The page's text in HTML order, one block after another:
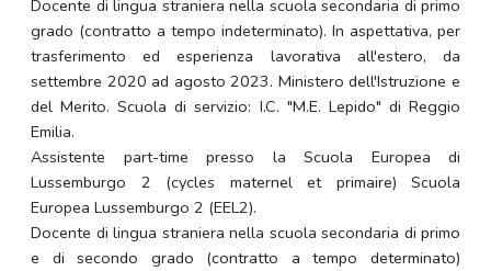
Docente di lingua straniera nella scuola secondaria di primo
grado (contratto a tempo indeterminato). In aspettativa, per
trasferimento ed esperienza lavorativa all'estero, da
settembre 2020 ad agosto 2023. Ministero dell'Istruzione e
del Merito. Scuola di servizio: I.C. "M.E. Lepido" di Reggio
Emilia.
Assistente part-time presso la Scuola Europea di
Lussemburgo 2 (cycles maternel et primaire) Scuola
Europea Lussemburgo 2 (EEL2).
Docente di lingua straniera nella scuola secondaria di primo
e di secondo grado (contratto a tempo determinato)